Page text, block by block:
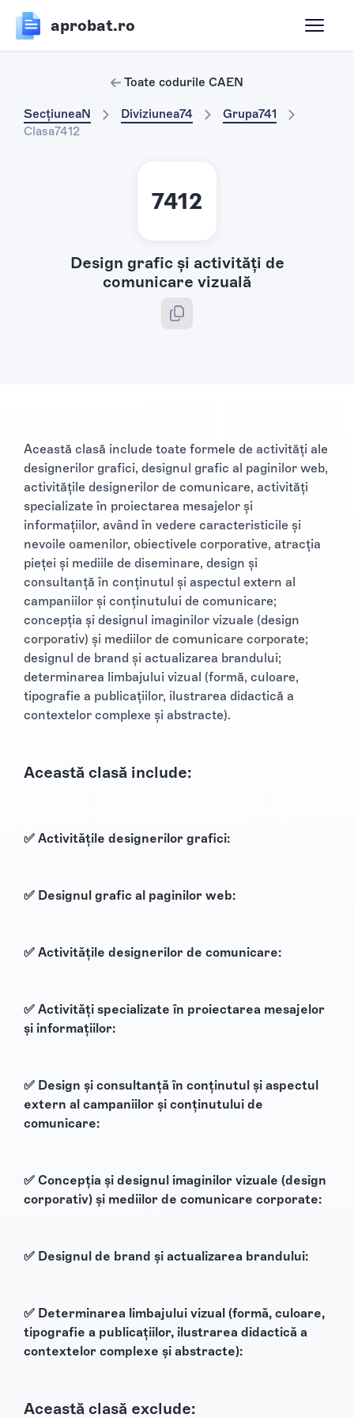
aprobat.ro
Toate codurile CAEN
SecțiuneaN Diviziunea74 Grupa741
Clasa7412
7412
Design grafic și activități de
comunicare vizuală
Această clasă include toate formele de activități ale
designerilor grafici, designul grafic al paginilor web,
activitățile designerilor de comunicare, activități
specializate în proiectarea mesajelor și
informațiilor, având în vedere caracteristicile și
nevoile oamenilor, obiectivele corporative, atracția
pieței și mediile de diseminare, design și
consultanță în conținutul și aspectul extern al
campaniilor și conținutului de comunicare;
concepția și designul imaginilor vizuale (design
corporativ) și mediilor de comunicare corporate;
designul de brand și actualizarea brandului;
determinarea limbajului vizual (formă, culoare,
tipografie a publicațiilor, ilustrarea didactică a
contextelor complexe și abstracte).
Această clasă include:
✅ Activitățile designerilor grafici:
✅ Designul grafic al paginilor web:
✅ Activitățile designerilor de comunicare:
✅ Activități specializate în proiectarea mesajelor
și informațiilor:
✅ Design și consultanță în conținutul și aspectul
extern al campaniilor și conținutului de
comunicare:
✅ Concepția și designul imaginilor vizuale (design
corporativ) și mediilor de comunicare corporate:
✅ Designul de brand și actualizarea brandului:
✅ Determinarea limbajului vizual (formă, culoare,
tipografie a publicațiilor, ilustrarea didactică a
contextelor complexe și abstracte):
Această clasă exclude: